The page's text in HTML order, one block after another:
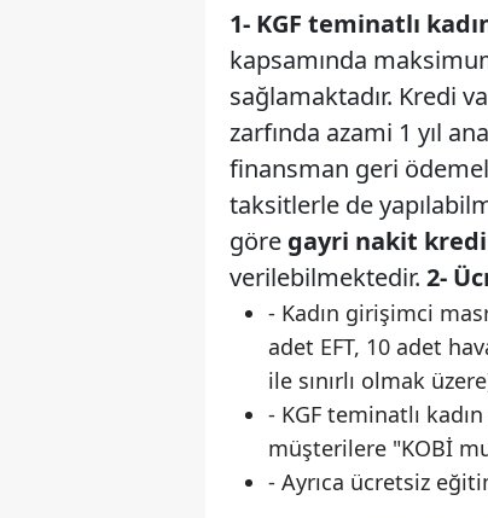
1- KGF teminatlı
kapsamında
sağlamaktadır. Kredi
zarfında azami 1 yıl
finansman geri
taksitlerle de
göre gayri nakit kredi
verilebilmektedir. 2-
- Kadın girişimci
adet EFT, 10 adet
ile sınırlı olmak
- KGF teminatlı
müşterilere "KOBİ
- Ayrıca ücretsiz